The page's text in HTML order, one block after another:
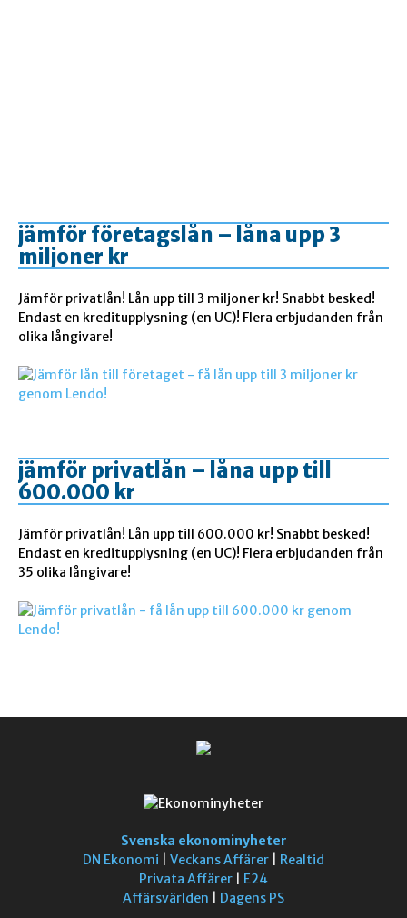
jämför företagslån – låna upp 3
miljoner kr
Jämför privatlån! Lån upp till 3 miljoner kr! Snabbt besked!
Endast en kreditupplysning (en UC)! Flera erbjudanden från
olika långivare!
jämför privatlån – låna upp till
600.000 kr
Jämför privatlån! Lån upp till 600.000 kr! Snabbt besked!
Endast en kreditupplysning (en UC)! Flera erbjudanden från
35 olika långivare!
Svenska ekonominyheter
DN Ekonomi
Veckans Affärer
Realtid
Privata Affärer
E24
Affärsvärlden
Dagens PS